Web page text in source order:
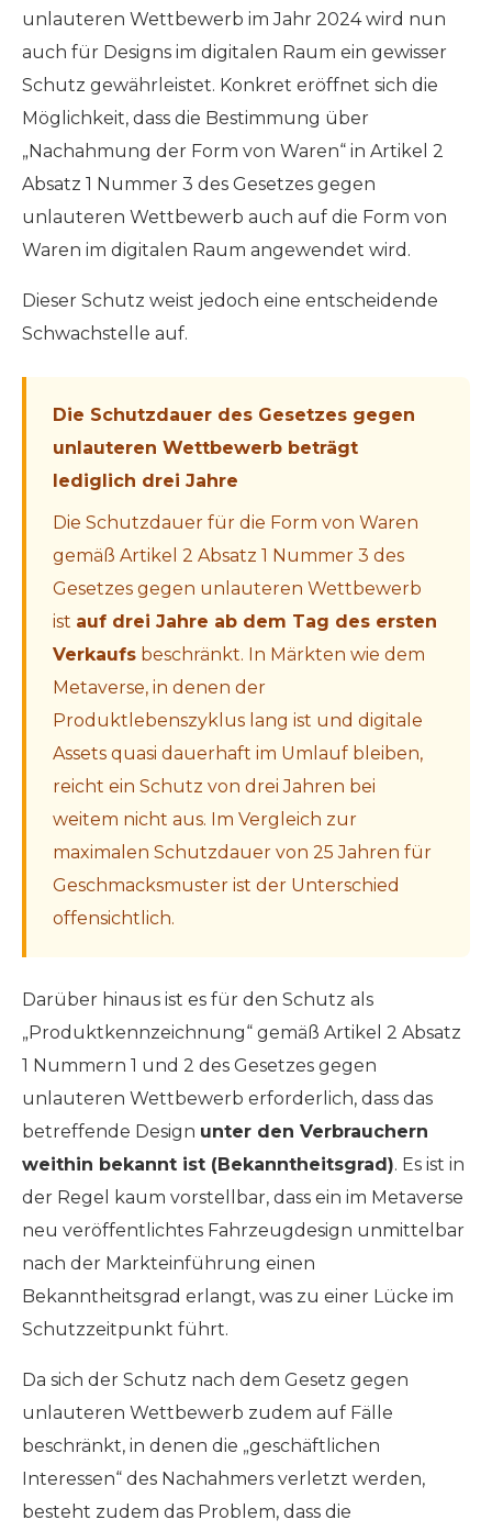
unlauteren Wettbewerb im Jahr 2024 wird nun
auch für Designs im digitalen Raum ein gewisser
Schutz gewährleistet. Konkret eröffnet sich die
Möglichkeit, dass die Bestimmung über
„Nachahmung der Form von Waren“ in Artikel 2
Absatz 1 Nummer 3 des Gesetzes gegen
unlauteren Wettbewerb auch auf die Form von
Waren im digitalen Raum angewendet wird.
Dieser Schutz weist jedoch eine entscheidende
Schwachstelle auf.
Die Schutzdauer des Gesetzes gegen
unlauteren Wettbewerb beträgt
lediglich drei Jahre
Die Schutzdauer für die Form von Waren
gemäß Artikel 2 Absatz 1 Nummer 3 des
Gesetzes gegen unlauteren Wettbewerb
ist auf drei Jahre ab dem Tag des ersten
Verkaufs beschränkt. In Märkten wie dem
Metaverse, in denen der
Produktlebenszyklus lang ist und digitale
Assets quasi dauerhaft im Umlauf bleiben,
reicht ein Schutz von drei Jahren bei
weitem nicht aus. Im Vergleich zur
maximalen Schutzdauer von 25 Jahren für
Geschmacksmuster ist der Unterschied
offensichtlich.
Darüber hinaus ist es für den Schutz als
„Produktkennzeichnung“ gemäß Artikel 2 Absatz
1 Nummern 1 und 2 des Gesetzes gegen
unlauteren Wettbewerb erforderlich, dass das
betreffende Design unter den Verbrauchern
weithin bekannt ist (Bekanntheitsgrad). Es ist in
der Regel kaum vorstellbar, dass ein im Metaverse
neu veröffentlichtes Fahrzeugdesign unmittelbar
nach der Markteinführung einen
Bekanntheitsgrad erlangt, was zu einer Lücke im
Schutzzeitpunkt führt.
Da sich der Schutz nach dem Gesetz gegen
unlauteren Wettbewerb zudem auf Fälle
beschränkt, in denen die „geschäftlichen
Interessen“ des Nachahmers verletzt werden,
besteht zudem das Problem, dass die